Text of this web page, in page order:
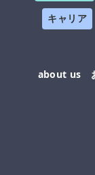
キャリア
about us